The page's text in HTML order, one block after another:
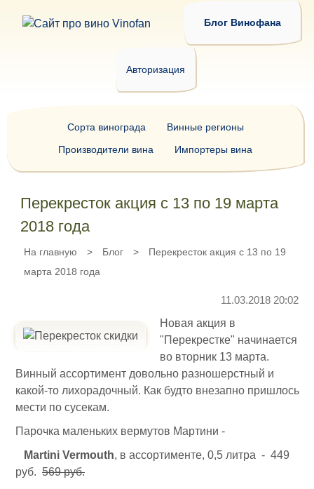
Блог Винофана
Авторизация
Перекресток акция с 13 по 19 марта
2018 года
На главную > Блог >
Перекресток акция с 13 по 19
марта 2018 года
11.03.2018 20:02
Новая акция в
"Перекрестке" начинается
во вторник 13 марта.
Винный ассортимент довольно разношерстный и
какой-то лихорадочный. Как будто внезапно пришлось
мести по сусекам.
Парочка маленьких вермутов Мартини -
Martini Vermouth, в ассортименте, 0,5 литра - 449
руб. 569 руб.
Сорта винограда
Винные регионы
Производители вина
Импортеры вина